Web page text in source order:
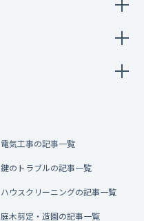
電気工事の記事一覧
鍵のトラブルの記事一覧
ハウスクリーニングの記事一覧
庭木剪定・造園の記事一覧